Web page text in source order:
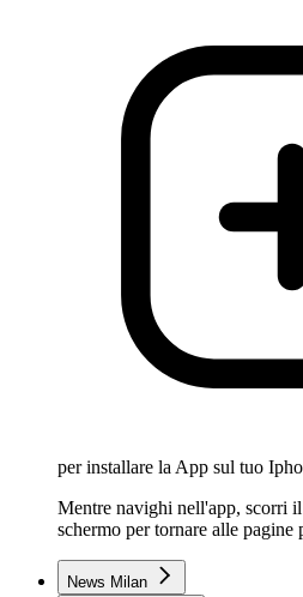
per installare la App sul tuo
Mentre navighi nell'app, scorri
schermo per tornare alle pagine
News Milan